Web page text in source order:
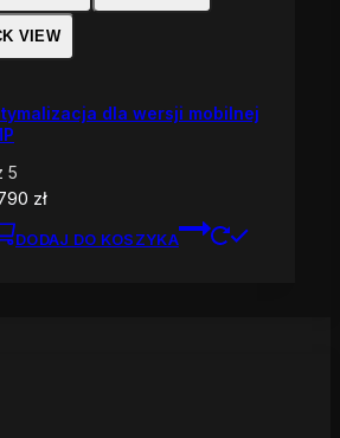
VIEW
dla wersji mobilnej
5
zł
DODAJ DO KOSZYKA